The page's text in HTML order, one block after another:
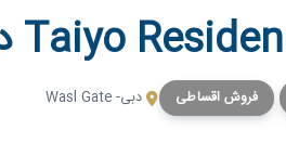
فروش اقساطی دبی- Wasl Gate